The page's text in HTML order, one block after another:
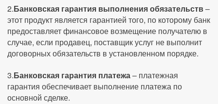
2.Банковская гарантия выполнения обязательств–
этот продукт является гарантией того, по которому банк
предоставляет финансовое возмещение получателю в
случае, если продавец, поставщик услуг не выполнит
договорных обязательств в установленном порядке.
3.Банковская гарантия платежа– платежная
гарантия обеспечивает выполнение платежа по
основной сделке.